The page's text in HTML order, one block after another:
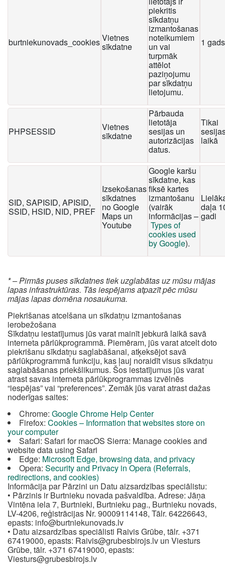
burtniekunovads_cookiesVietnes
sīkdatne
piekritis
sīkdatņu
izmantošanas
noteikumiem
un vai
turpmāk
attēlot
paziņojumu
par sīkdatņu
lietojumu.
1 gads
PHPSESSID Vietnes
sīkdatne
Pārbauda
lietotāja
sesijas un
autorizācijas
datus.
Tikai
laikā
SID, SAPISID, APISID,
SSID, HSID, NID, PREF
Izsekošanas
sīkdatnes
no Google
Maps un
Youtube
Google karšu
sīkdatne, kas
fiksē kartes
izmantošanu
(vairāk
informācijas –
Types of
cookies used
by Google).
daļa
gadi
* – Pirmās puses sīkdatnes tiek uzglabātas uz mūsu mājas
lapas infrastruktūras. Tās iespējams atpazīt pēc mūsu
mājas lapas domēna nosaukuma.
Piekrišanas atcelšana un sīkdatņu izmantošanas
ierobežošana
Sīkdatņu iestatījumus jūs varat mainīt jebkurā laikā savā
interneta pārlūkprogrammā. Piemēram, jūs varat atcelt doto
piekrišanu sīkdatņu saglabāšanai, atķeksējot savā
pārlūkprogrammā funkciju, kas ļauj noraidīt visus sīkdatņu
saglabāšanas priekšlikumus. Šos iestatījumus jūs varat
atrast savas interneta pārlūkprogrammas izvēlnēs
“iespējas” vai “preferences”. Zemāk jūs varat atrast dažas
noderīgas saites:
Chrome: Google Chrome Help Center
Firefox: Cookies – Information that websites store on
your computer
Safari: Safari for macOS Sierra: Manage cookies and
website data using Safari
Edge: Microsoft Edge, browsing data, and privacy
Opera: Security and Privacy in Opera (Referrals,
redirections, and cookies)
Informācija par Pārzini un Datu aizsardzības speciālistu:
• Pārzinis ir Burtnieku novada pašvaldība. Adrese: Jāņa
Vintēna iela 7, Burtnieki, Burtnieku pag., Burtnieku novads,
LV-4206, reģistrācijas Nr. 90009114148, Tālr. 64226643,
epasts: info@burtniekunovads.lv
• Datu aizsardzības speciālisti Raivis Grūbe, tālr. +371
67419000, epasts: Raivis@grubesbirojs.lv un Viesturs
Grūbe, tālr. +371 67419000, epasts:
Viesturs@grubesbirojs.lv